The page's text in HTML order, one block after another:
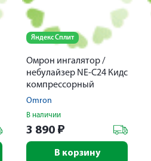
Яндекс Сплит
Омрон ингалятор /
небулайзер NE-C24 Кидс
компрессорный
Omron
В наличии
3 890 ₽
В корзину